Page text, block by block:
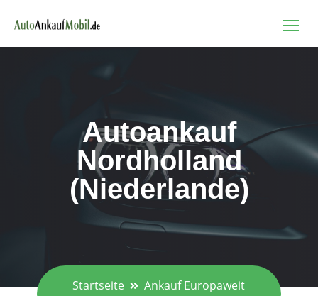
Autoankauf
Nordholland
(Niederlande)
Startseite
Ankauf Europaweit